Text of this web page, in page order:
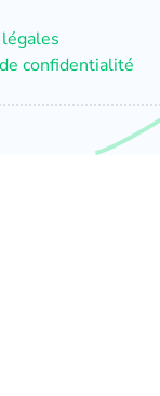
confidentialité